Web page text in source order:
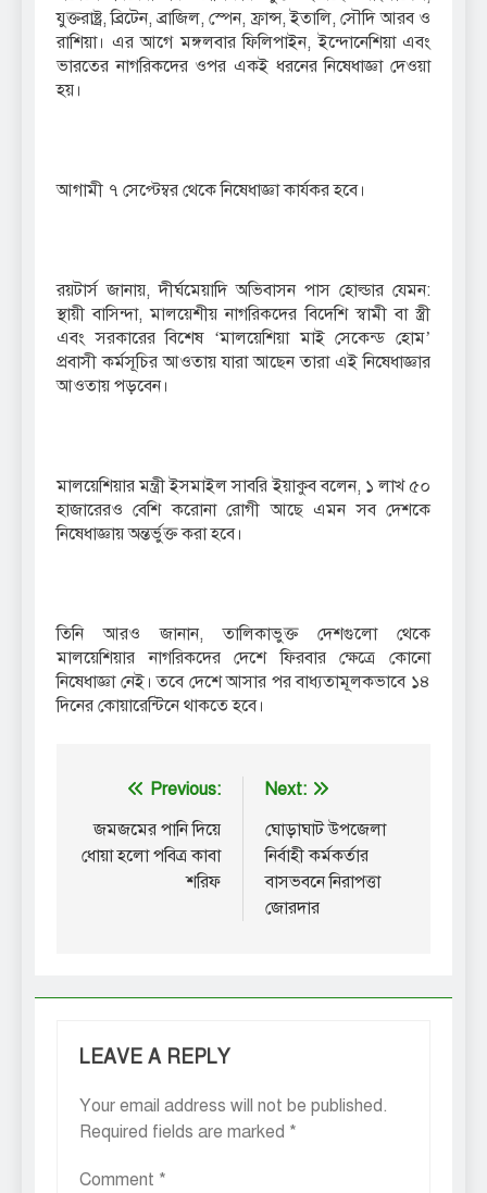
যুক্তরাষ্ট্র, ব্রিটেন, ব্রাজিল, স্পেন, ফ্রান্স, ইতালি, সৌদি আরব ও
রাশিয়া। এর আগে মঙ্গলবার ফিলিপাইন, ইন্দোনেশিয়া এবং
ভারতের নাগরিকদের ওপর একই ধরনের নিষেধাজ্ঞা দেওয়া
হয়।
আগামী ৭ সেপ্টেম্বর থেকে নিষেধাজ্ঞা কার্যকর হবে।
রয়টার্স জানায়, দীর্ঘমেয়াদি অভিবাসন পাস হোল্ডার যেমন:
স্থায়ী বাসিন্দা, মালয়েশীয় নাগরিকদের বিদেশি স্বামী বা স্ত্রী
এবং সরকারের বিশেষ ‘মালয়েশিয়া মাই সেকেন্ড হোম’
প্রবাসী কর্মসূচির আওতায় যারা আছেন তারা এই নিষেধাজ্ঞার
আওতায় পড়বেন।
মালয়েশিয়ার মন্ত্রী ইসমাইল সাবরি ইয়াকুব বলেন, ১ লাখ ৫০
হাজারেরও বেশি করোনা রোগী আছে এমন সব দেশকে
নিষেধাজ্ঞায় অন্তর্ভুক্ত করা হবে।
তিনি আরও জানান, তালিকাভুক্ত দেশগুলো থেকে
মালয়েশিয়ার নাগরিকদের দেশে ফিরবার ক্ষেত্রে কোনো
নিষেধাজ্ঞা নেই। তবে দেশে আসার পর বাধ্যতামূলকভাবে ১৪
দিনের কোয়ারেন্টিনে থাকতে হবে।
Post
navigation
Previous:
জমজমের পানি দিয়ে
ধোয়া হলো পবিত্র কাবা
শরিফ
Next:
ঘোড়াঘাট উপজেলা
নির্বাহী কর্মকর্তার
বাসভবনে নিরাপত্তা
জোরদার
LEAVE A REPLY
Your email address will not be published.
Required fields are marked *
Comment *